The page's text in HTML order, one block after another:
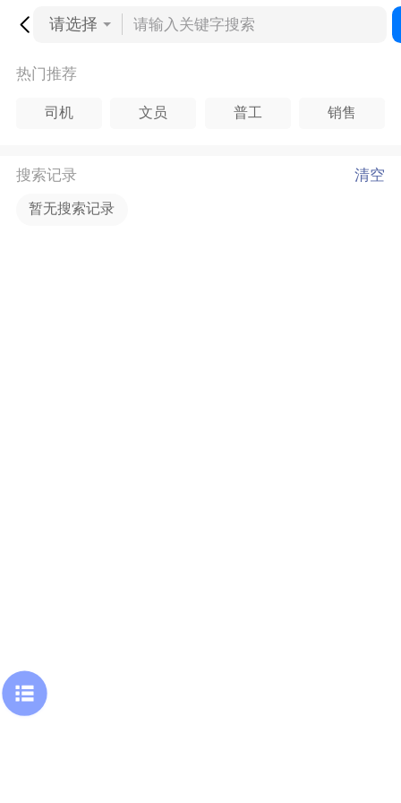
请选择
热门推荐
司机 文员 普工 销售
搜索记录 清空
暂无搜索记录